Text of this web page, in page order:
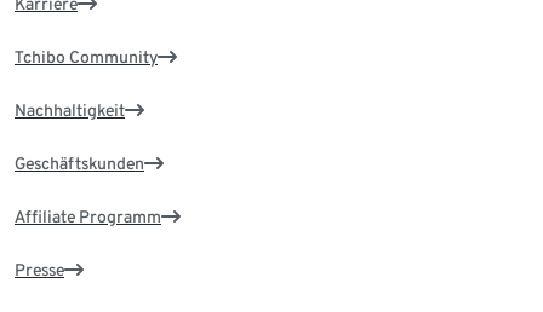
Karriere
Tchibo Community
Nachhaltigkeit
Geschäftskunden
Affiliate Programm
Presse